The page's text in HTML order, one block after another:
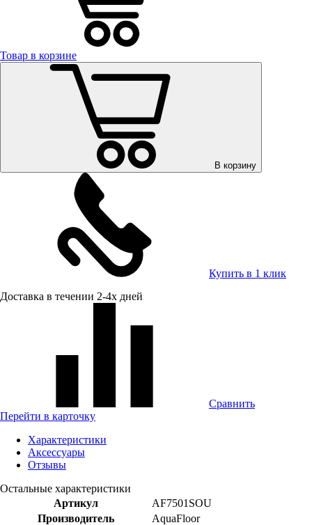
Товар в корзине
В корзину
Купить в 1 клик
Доставка в течении 2-4х дней
Сравнить
Перейти в карточку
Характеристики
Аксессуары
Отзывы
Остальные характеристики
Артикул
AF7501SOU
Производитель
AquaFloor